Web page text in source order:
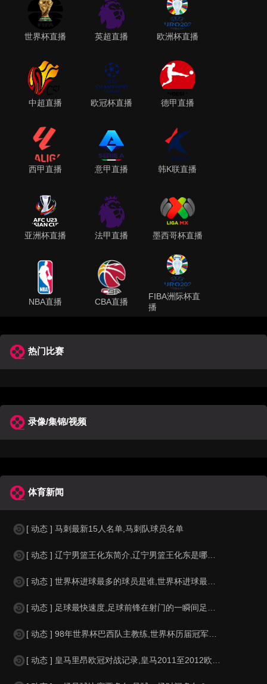
世界杯直播 英超直播 欧洲杯直播
中超直播 欧冠杯直播 德甲直播
西甲直播 意甲直播 韩K联直播
亚洲杯直播 法甲直播 墨西哥杯直播
NBA直播 CBA直播
FIBA洲际杯直
播
热门比赛
录像/集锦/视频
体育新闻
[ 动态 ] 马刺最新15人名单,马刺队球员名单
[ 动态 ] 辽宁男篮王化东简介,辽宁男篮王化东是哪里人？
[ 动态 ] 世界杯进球最多的球员是谁,世界杯进球最多的球员是谁？
[ 动态 ] 足球最快速度,足球前锋在射门的一瞬间足球的速度有多快？？
[ 动态 ] 98年世界杯巴西队主教练,世界杯历届冠军球队教练
[ 动态 ] 皇马里昂欧冠对战记录,皇马2011至2012欧冠赛程&nbs